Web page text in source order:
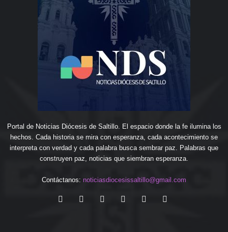
Portal de Noticias Diócesis de Saltillo. El espacio donde la fe ilumina los
hechos. Cada historia se mira con esperanza, cada acontecimiento se
interpreta con verdad y cada palabra busca sembrar paz. Palabras que
construyen paz, noticias que siembran esperanza.
Contáctanos: noticiasdiocesissaltillo@gmail.com